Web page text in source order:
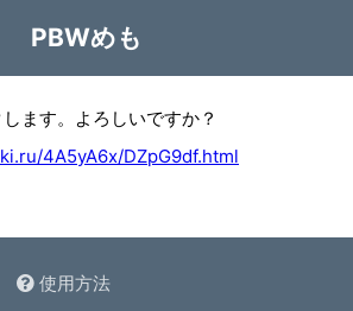
PBWめも
ます。よろしいですか？
4A5yA6x/DZpG9df.html
使用方法